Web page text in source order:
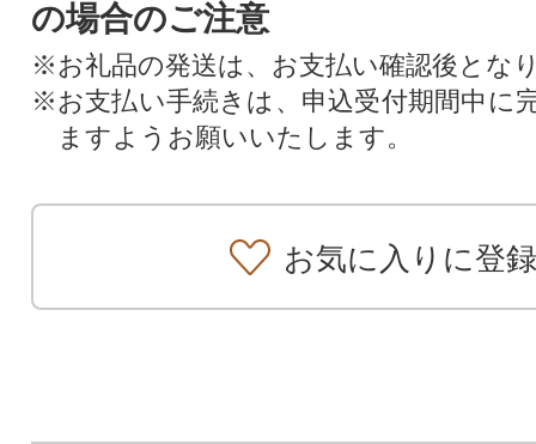
の場合のご注意
※お礼品の発送は、お支払い確認後とな
※お支払い手続きは、申込受付期間中に
ますようお願いいたします。
お気に入りに登録